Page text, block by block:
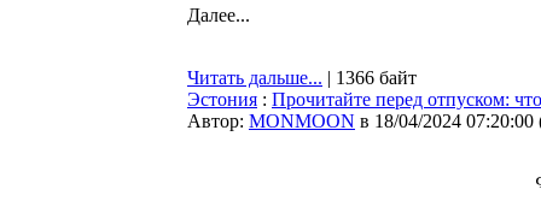
Далее...
Читать дальше... | 1366 байт
Эстония : Прочитайте перед отпуском:
Автор: MONMOON в 18/04/2024 07:20:00